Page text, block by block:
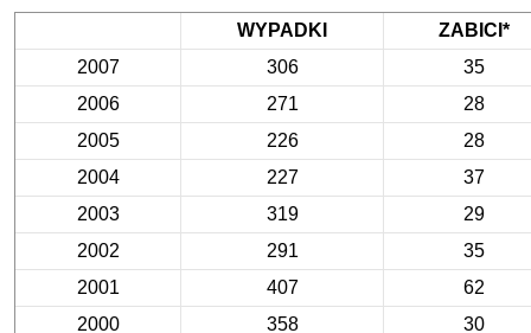
WYPADKI
ZABICI*
2007
306
35
2006
271
28
2005
226
28
2004
227
37
2003
319
29
2002
291
35
2001
407
62
2000
358
30